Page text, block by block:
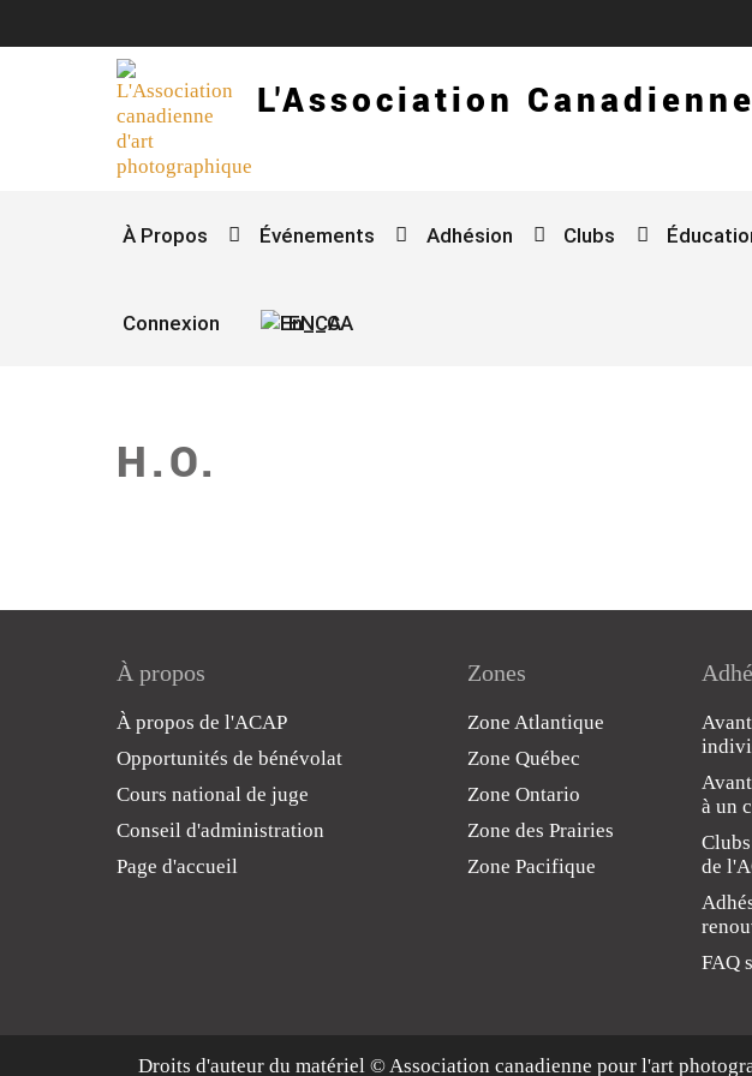
L'Association
À Propos Événements Adhésion Clubs
Connexion EN_CA
H.O.
À propos
À propos de l'ACAP
Opportunités de bénévolat
Cours national de juge
Conseil d'administration
Page d'accueil
Zones
Zone Atlantique
Zone Québec
Zone Ontario
Zone des Prairies
Zone Pacifique
à un
de
FAQ
Droits d'auteur du matériel © Association canadienne pour l'art